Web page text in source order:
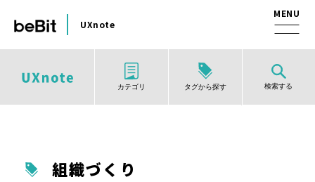
UXnote
カテゴリ タグから探す 検索する
組織づくり